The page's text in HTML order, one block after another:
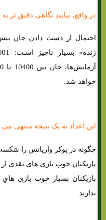
در واقع، بیایید نگاهی دقیق تر
خواهد شد.
این اعداد به یک نتیجه منتهی
چگونه در پوکر واریانس را
بازیکنان خوب بازی هاي‌ نقدی
بازیکنان بسیار خوب بازی
ندارند